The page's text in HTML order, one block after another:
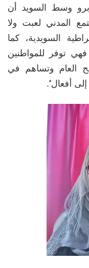
وسط السويد أن
المدني لعبت ولا
السويدية، كما
فهي توفر للمواطنين
العام وتساهم في
أفعال’’.